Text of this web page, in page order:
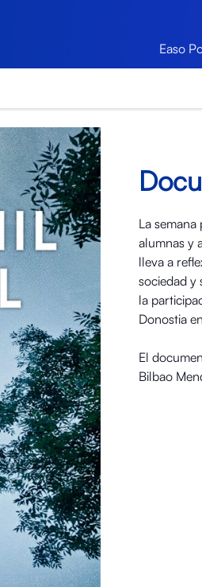
Easo
La
alumnas y
lleva a
sociedad y
la
Donostia
El
Bilbao